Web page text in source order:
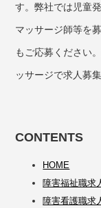
す。弊社では児童
マッサージ師等を
もご応募ください
ッサージで求人募集
CONTENTS
HOME
障害福祉職求
障害看護職求